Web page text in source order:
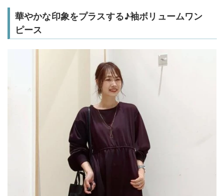
華やかな印象をプラスする♪袖ボリュームワン
ピース